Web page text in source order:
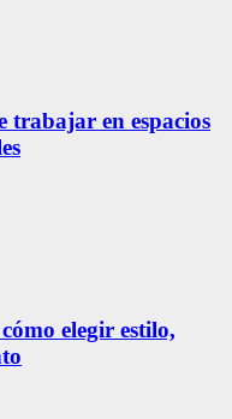
en espacios
elegir estilo,